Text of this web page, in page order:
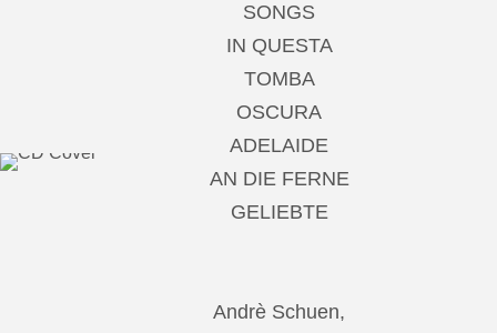
SONGS
IN QUESTA
TOMBA
OSCURA
ADELAIDE
AN DIE FERNE
GELIEBTE
Andrè Schuen,